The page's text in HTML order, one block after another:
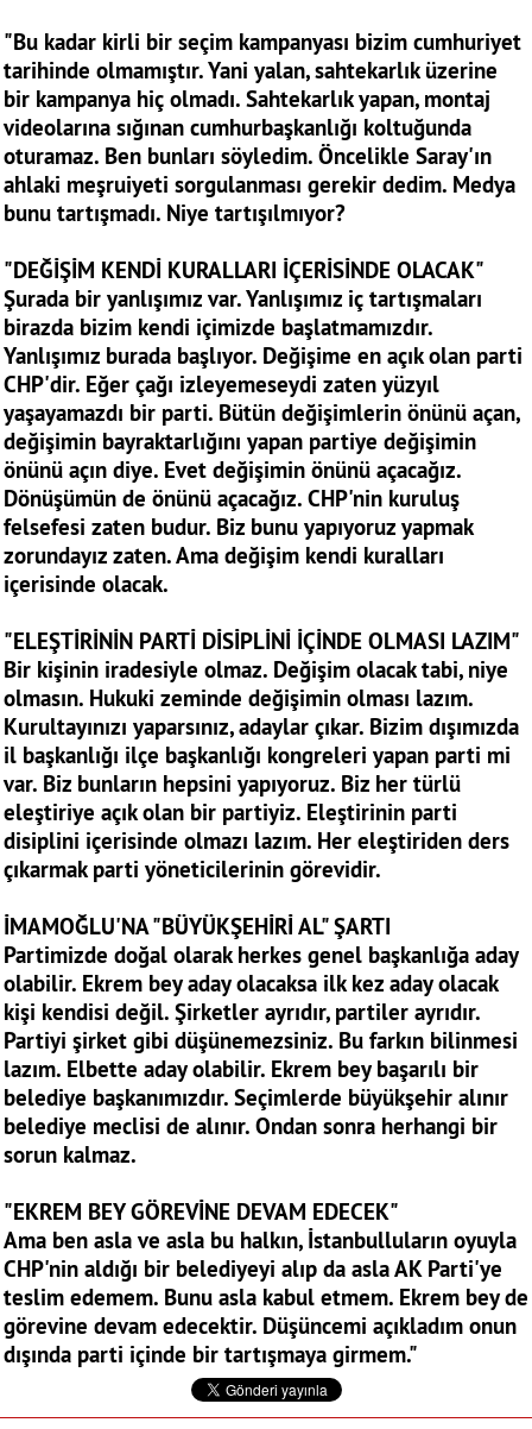
"Bu kadar kirli bir seçim kampanyası bizim cumhuriyet
tarihinde olmamıştır. Yani yalan, sahtekarlık üzerine
bir kampanya hiç olmadı. Sahtekarlık yapan, montaj
videolarına sığınan cumhurbaşkanlığı koltuğunda
oturamaz. Ben bunları söyledim. Öncelikle Saray'ın
ahlaki meşruiyeti sorgulanması gerekir dedim. Medya
bunu tartışmadı. Niye tartışılmıyor?
"DEĞİŞİM KENDİ KURALLARI İÇERİSİNDE OLACAK"
Şurada bir yanlışımız var. Yanlışımız iç tartışmaları
birazda bizim kendi içimizde başlatmamızdır.
Yanlışımız burada başlıyor. Değişime en açık olan parti
CHP'dir. Eğer çağı izleyemeseydi zaten yüzyıl
yaşayamazdı bir parti. Bütün değişimlerin önünü açan,
değişimin bayraktarlığını yapan partiye değişimin
önünü açın diye. Evet değişimin önünü açacağız.
Dönüşümün de önünü açacağız. CHP'nin kuruluş
felsefesi zaten budur. Biz bunu yapıyoruz yapmak
zorundayız zaten. Ama değişim kendi kuralları
içerisinde olacak.
"ELEŞTİRİNİN PARTİ DİSİPLİNİ İÇİNDE OLMASI LAZIM"
Bir kişinin iradesiyle olmaz. Değişim olacak tabi, niye
olmasın. Hukuki zeminde değişimin olması lazım.
Kurultayınızı yaparsınız, adaylar çıkar. Bizim dışımızda
il başkanlığı ilçe başkanlığı kongreleri yapan parti mi
var. Biz bunların hepsini yapıyoruz. Biz her türlü
eleştiriye açık olan bir partiyiz. Eleştirinin parti
disiplini içerisinde olmazı lazım. Her eleştiriden ders
çıkarmak parti yöneticilerinin görevidir.
İMAMOĞLU'NA "BÜYÜKŞEHİRİ AL" ŞARTI
Partimizde doğal olarak herkes genel başkanlığa aday
olabilir. Ekrem bey aday olacaksa ilk kez aday olacak
kişi kendisi değil. Şirketler ayrıdır, partiler ayrıdır.
Partiyi şirket gibi düşünemezsiniz. Bu farkın bilinmesi
lazım. Elbette aday olabilir. Ekrem bey başarılı bir
belediye başkanımızdır. Seçimlerde büyükşehir alınır
belediye meclisi de alınır. Ondan sonra herhangi bir
sorun kalmaz.
"EKREM BEY GÖREVİNE DEVAM EDECEK"
Ama ben asla ve asla bu halkın, İstanbulluların oyuyla
CHP'nin aldığı bir belediyeyi alıp da asla AK Parti'ye
teslim edemem. Bunu asla kabul etmem. Ekrem bey de
görevine devam edecektir. Düşüncemi açıkladım onun
dışında parti içinde bir tartışmaya girmem."